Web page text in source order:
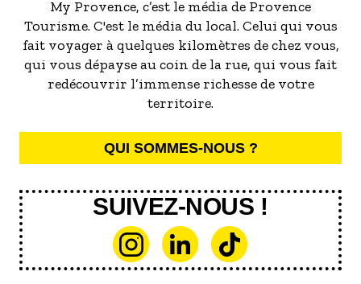
My Provence, c’est le média de Provence
Tourisme. C'est le média du local. Celui qui vous
fait voyager à quelques kilomètres de chez vous,
qui vous dépayse au coin de la rue, qui vous fait
redécouvrir l’immense richesse de votre
territoire.
QUI SOMMES-NOUS ?
SUIVEZ-NOUS !